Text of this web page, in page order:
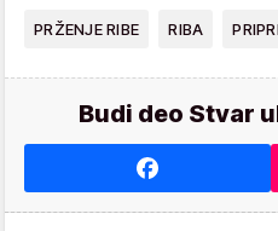
PRŽENJE RIBE RIBA
Budi deo Stvar